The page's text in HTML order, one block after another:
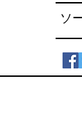
ソ